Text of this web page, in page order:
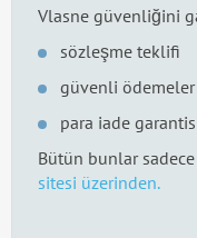
Vlasne güvenliğini
sözleşme teklifi
güvenli ödemeler
para iade
Bütün bunlar sadece
sitesi üzerinden.